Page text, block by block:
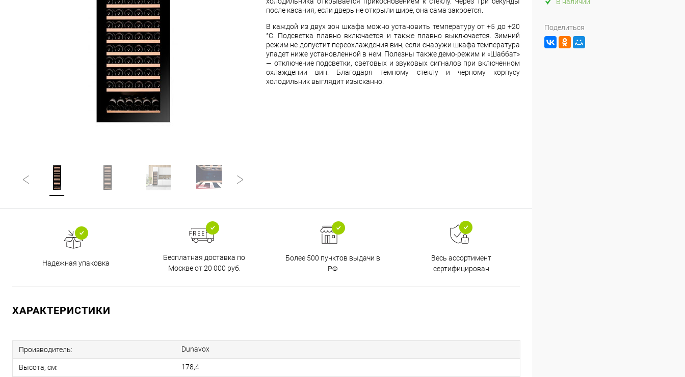
после касания, если дверь не открыли шире, она сама закроется.
В каждой из двух зон шкафа можно установить температуру от +5 до +20
°C. Подсветка плавно включается и также плавно выключается. Зимний
режим не допустит переохлаждения вин, если снаружи шкафа температура
упадет ниже установленной в нем. Полезны также демо-режим и «Шаббат»
— отключение подсветки, световых и звуковых сигналов при включенном
охлаждении вин. Благодаря темному стеклу и черному корпусу
холодильник выглядит изысканно.
Надежная упаковка
Бесплатная доставка по
Москве от 20 000 руб.
Более 500 пунктов выдачи в
РФ
Весь ассортимент
сертифицирован
ХАРАКТЕРИСТИКИ
Производитель: Dunavox
Высота, см: 178,4
Поделиться